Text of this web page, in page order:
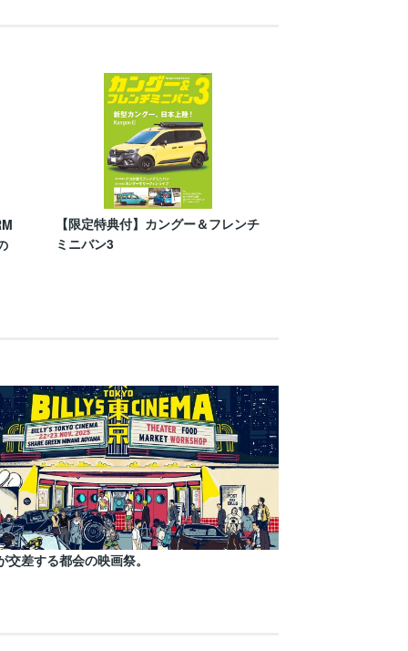
【限定特典付】カングー＆フレンチ
ミニバン3
交差する都会の映画祭。